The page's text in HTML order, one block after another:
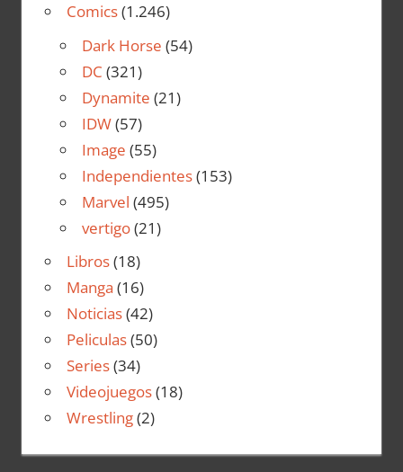
Comics(1.246)
Dark Horse (54)
DC (321)
Dynamite (21)
IDW(57)
Image (55)
Independientes(153)
Marvel (495)
vertigo(21)
Libros(18)
Manga (16)
Noticias(42)
Peliculas(50)
Series(34)
Videojuegos(18)
Wrestling(2)